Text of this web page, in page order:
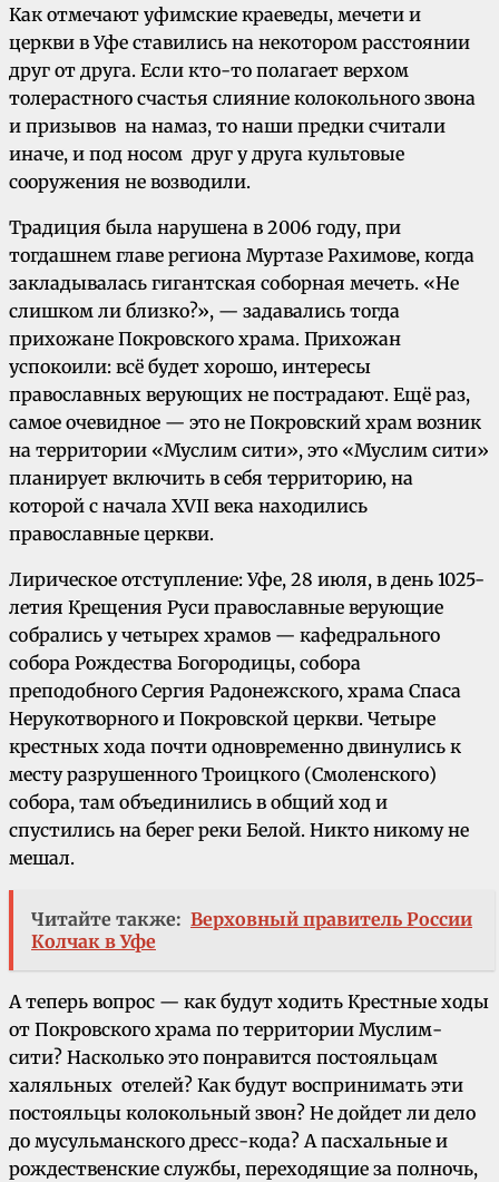
Как отмечают уфимские краеведы, мечети и
церкви в Уфе ставились на некотором расстоянии
друг от друга. Если кто-то полагает верхом
толерастного счастья слияние колокольного звона
и призывов на намаз, то наши предки считали
иначе, и под носом друг у друга культовые
сооружения не возводили.
Традиция была нарушена в 2006 году, при
тогдашнем главе региона Муртазе Рахимове, когда
закладывалась гигантская соборная мечеть. «Не
слишком ли близко?», — задавались тогда
прихожане Покровского храма. Прихожан
успокоили: всё будет хорошо, интересы
православных верующих не пострадают. Ещё раз,
самое очевидное — это не Покровский храм возник
на территории «Муслим сити», это «Муслим сити»
планирует включить в себя территорию, на
которой с начала XVII века находились
православные церкви.
Лирическое отступление: Уфе, 28 июля, в день 1025-
летия Крещения Руси православные верующие
собрались у четырех храмов — кафедрального
собора Рождества Богородицы, собора
преподобного Сергия Радонежского, храма Спаса
Нерукотворного и Покровской церкви. Четыре
крестных хода почти одновременно двинулись к
месту разрушенного Троицкого (Смоленского)
собора, там объединились в общий ход и
спустились на берег реки Белой. Никто никому не
мешал.
Читайте также: Верховный правитель России
Колчак в Уфе
А теперь вопрос — как будут ходить Крестные ходы
от Покровского храма по территории Муслим-
сити? Насколько это понравится постояльцам
халяльных отелей? Как будут воспринимать эти
постояльцы колокольный звон? Не дойдет ли дело
до мусульманского дресс-кода? А пасхальные и
рождественские службы, переходящие за полночь,